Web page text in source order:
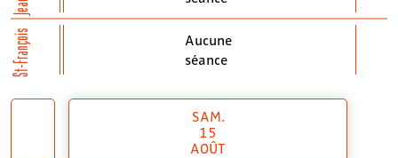
St-François
Aucune
séance
SAM.
15
AOÛT